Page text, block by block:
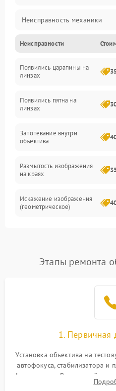
Неисправность механики
Неисправность электроники
Прочие неисправности
Неисправности
Появились царапины на
линзах
Появились пятна на
линзах
Запотевание внутри
объектива
Размытость изображения
на краях
Искажение изображения
(геометрическое)
Проблемы с резкостью
Этапы ремонта
1. Первичная
Установка объектива на
автофокуса, стабилизатора и
фокусировки. Визуальный
грибка, пыли и оценка